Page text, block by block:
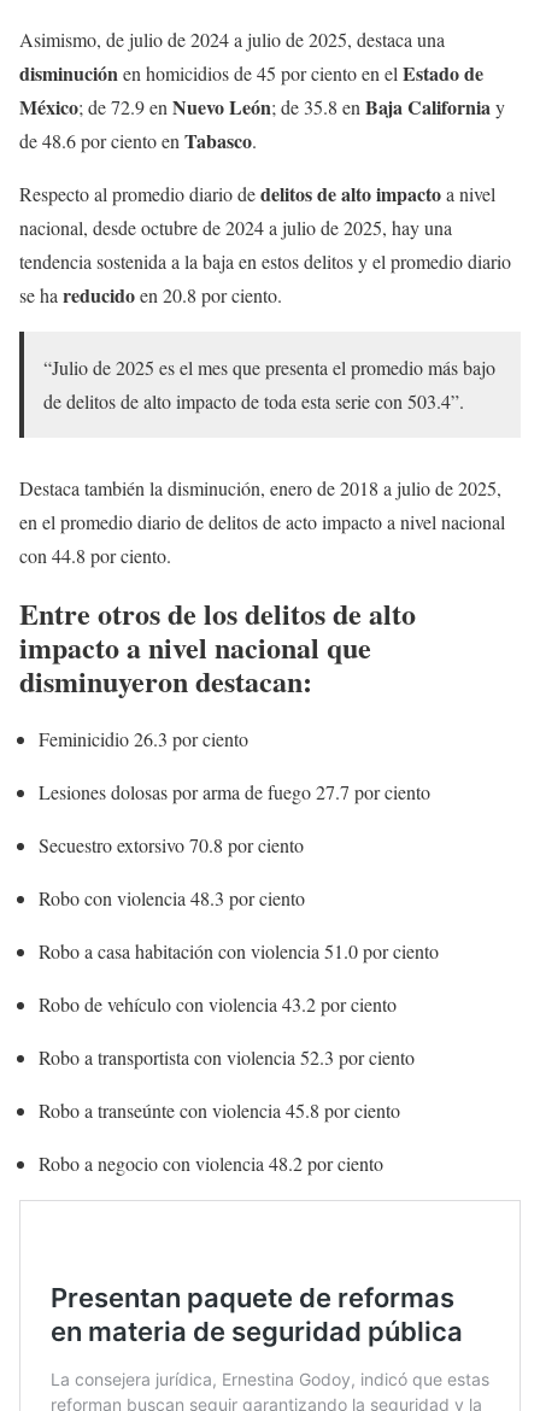
Asimismo, de julio de 2024 a julio de 2025, destaca una
disminuciónen homicidios de 45 por ciento en el Estado de
México; de 72.9 en Nuevo León; de 35.8 en Baja Californiay
de 48.6 por ciento en Tabasco.
Respecto al promedio diario dedelitosde alto impactoa nivel
nacional, desde octubre de 2024 a julio de 2025, hay una
tendencia sostenida a la baja en estos delitos y el promedio diario
se ha reducidoen 20.8 por ciento.
“Julio de 2025 es el mes que presenta el promedio más bajo
de delitos de alto impacto de toda esta serie con 503.4”.
Destaca también la disminución, enero de 2018 a julio de 2025,
en el promedio diario de delitos de acto impacto a nivel nacional
con 44.8 por ciento.
Entre otros de los delitos de alto
impacto a nivel nacional que
disminuyeron destacan:
Feminicidio 26.3 por ciento
Lesiones dolosas por arma de fuego 27.7 por ciento
Secuestro extorsivo 70.8 por ciento
Robo con violencia 48.3 por ciento
Robo a casa habitación con violencia 51.0 por ciento
Robo devehículo con violencia 43.2 por ciento
Robo a transportista con violencia 52.3 por ciento
Robo a transeúnte con violencia 45.8 por ciento
Robo a negocio con violencia 48.2 por ciento